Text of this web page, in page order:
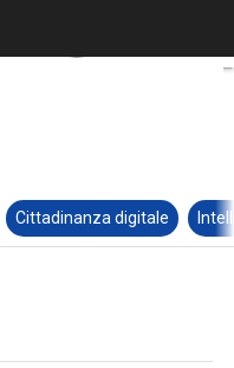
Cittadinanza digitale